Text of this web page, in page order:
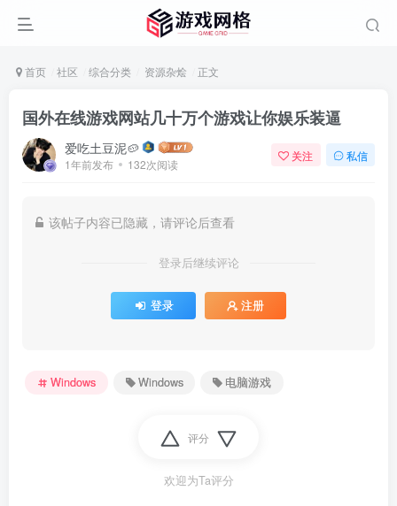
首页 社区 综合分类 资源杂烩 正文
国外在线游戏网站几十万个游戏让你娱乐装逼
爱吃土豆泥🥔
1年前发布 132次阅读
关注 私信
该帖子内容已隐藏，请评论后查看
登录后继续评论
登录 注册
Windows Windows 电脑游戏
评分
欢迎为Ta评分